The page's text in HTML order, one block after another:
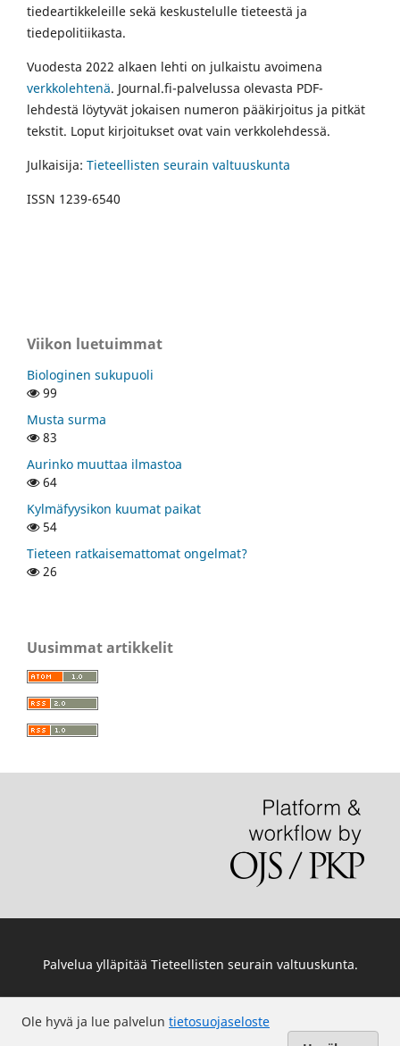
tiedeartikkeleille sekä keskustelulle tieteestä ja
tiedepolitiikasta.
Vuodesta 2022 alkaen lehti on julkaistu avoimena
verkkolehtenä. Journal.fi-palvelussa olevasta PDF-
lehdestä löytyvät jokaisen numeron pääkirjoitus ja pitkät
tekstit. Loput kirjoitukset ovat vain verkkolehdessä.
Julkaisija: Tieteellisten seurain valtuuskunta
ISSN 1239-6540
Viikon luetuimmat
Biologinen sukupuoli
99
Musta surma
83
Aurinko muuttaa ilmastoa
64
Kylmäfyysikon kuumat paikat
54
Tieteen ratkaisemattomat ongelmat?
26
Uusimmat artikkelit
Ole hyvä ja lue palvelun tietosuojaseloste
Palvelua ylläpitää Tieteellisten seurain valtuuskunta.